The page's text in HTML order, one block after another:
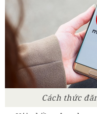
Cách thức